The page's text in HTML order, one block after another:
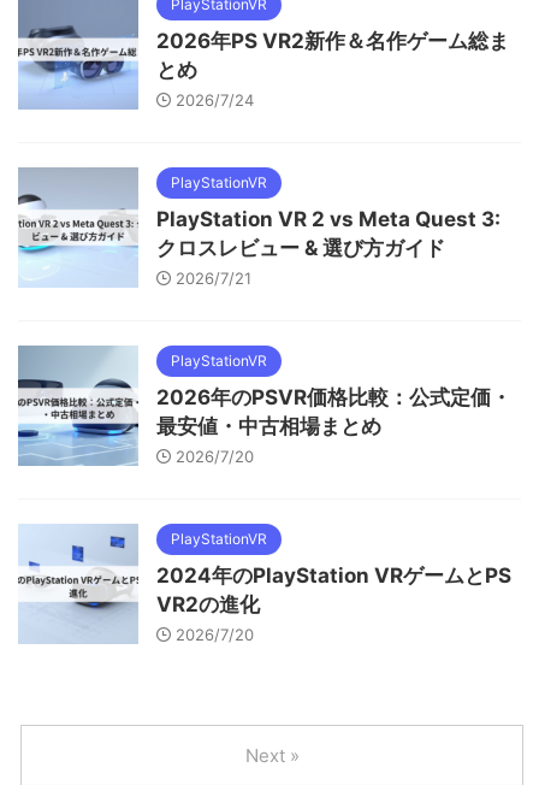
PlayStationVR
2026年PS VR2新作＆名作ゲーム総ま
とめ
2026/7/24
PlayStationVR
PlayStation VR 2 vs Meta Quest 3:
クロスレビュー & 選び方ガイド
2026/7/21
PlayStationVR
2026年のPSVR価格比較：公式定価・
最安値・中古相場まとめ
2026/7/20
PlayStationVR
2024年のPlayStation VRゲームとPS
VR2の進化
2026/7/20
Next »